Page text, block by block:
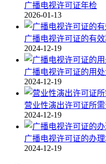
广播电视许可证年检
2026-01-13
广播电视许可证的有
2024-12-19
广播电视许可证的用
2024-12-19
营业性演出许可证所
2024-12-19
广播电视许可证的办
2024-12-19